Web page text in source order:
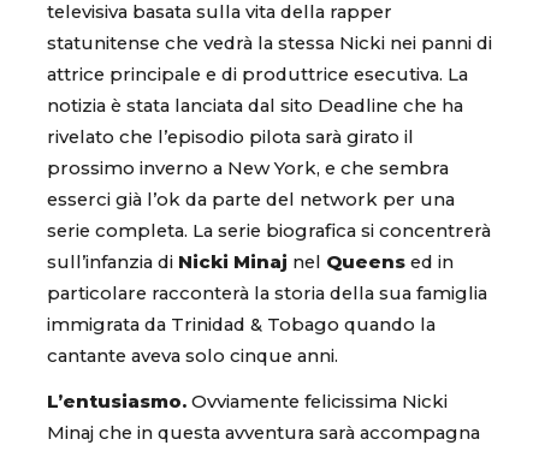
televisiva basata sulla vita della rapper
statunitense che vedrà la stessa Nicki nei panni di
attrice principale e di produttrice esecutiva. La
notizia è stata lanciata dal sito Deadline che ha
rivelato che l’episodio pilota sarà girato il
prossimo inverno a New York, e che sembra
esserci già l’ok da parte del network per una
serie completa. La serie biografica si concentrerà
sull’infanzia di Nicki Minaj nel Queens ed in
particolare racconterà la storia della sua famiglia
immigrata da Trinidad & Tobago quando la
cantante aveva solo cinque anni.
L’entusiasmo. Ovviamente felicissima Nicki
Minaj che in questa avventura sarà accompagna